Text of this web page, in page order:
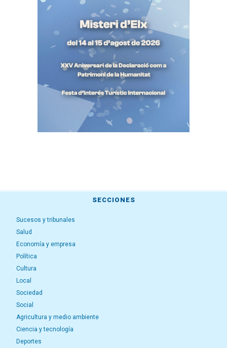
SECCIONES
Sucesos y tribunales
Salud
Economía y empresa
Política
Cultura
Local
Sociedad
Social
Agricultura y medio ambiente
Ciencia y tecnología
Deportes